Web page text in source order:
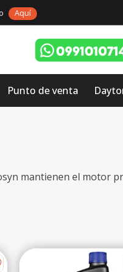
Aquí
Punto de venta
mantienen el motor